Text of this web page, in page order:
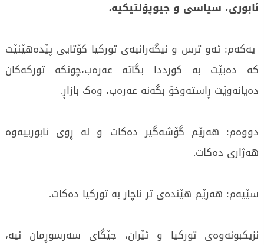
ئابوری، سیاسی و جیوپۆلتیکیە.
یەکەم: ئەو ترس و نیگەرانیەی تورکیا کۆتایی پێدەهێنێت
کە دەبێت بە کورددا بگاتە عەرەب،چونکە تورکەکان
دەیانەوێت ڕاستەوخۆ بگەنە عەرەب، وەک بازاڕ.
دووەم: هەرێم گۆشەگیر دەکات و لە ڕوی ئابورییەوە
هەژاری دەکات.
سێیەم: هەرێم هێندەی تر ناچار بە تورکیا دەکات.
نزیکبونەوەی تورکیا و ئێران، جێگای سەرسوڕمان نیە،